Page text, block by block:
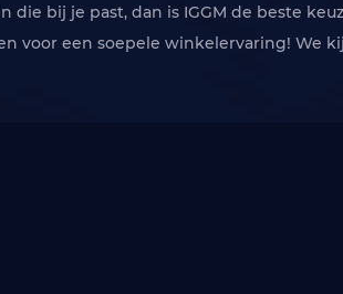
bij je past, dan is IGGM de beste
voor een soepele winkelervaring! We